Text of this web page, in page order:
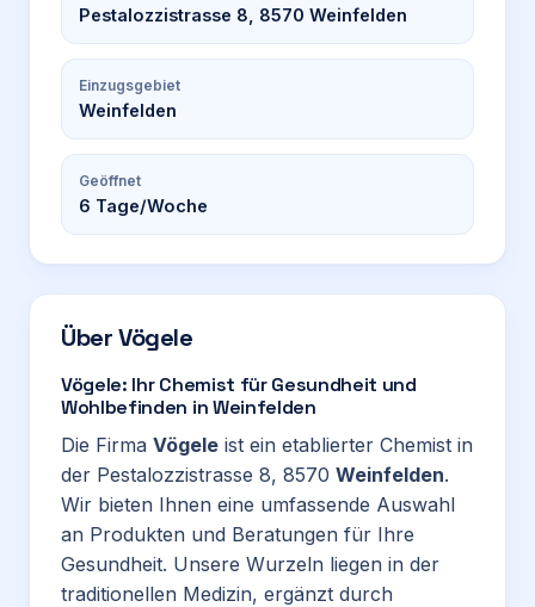
Pestalozzistrasse 8, 8570 Weinfelden
Einzugsgebiet
Weinfelden
Geöffnet
6 Tage/Woche
ÜberVögele
Vögele: Ihr Chemist für Gesundheit und
Wohlbefinden in Weinfelden
Die Firma Vögele ist ein etablierter Chemist in
der Pestalozzistrasse 8, 8570 Weinfelden.
Wir bieten Ihnen eine umfassende Auswahl
an Produkten und Beratungen für Ihre
Gesundheit. Unsere Wurzeln liegen in der
traditionellen Medizin, ergänzt durch